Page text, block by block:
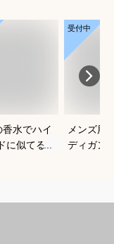
水でハイ
に似てるメ
受付中
メンズ用
ディガン